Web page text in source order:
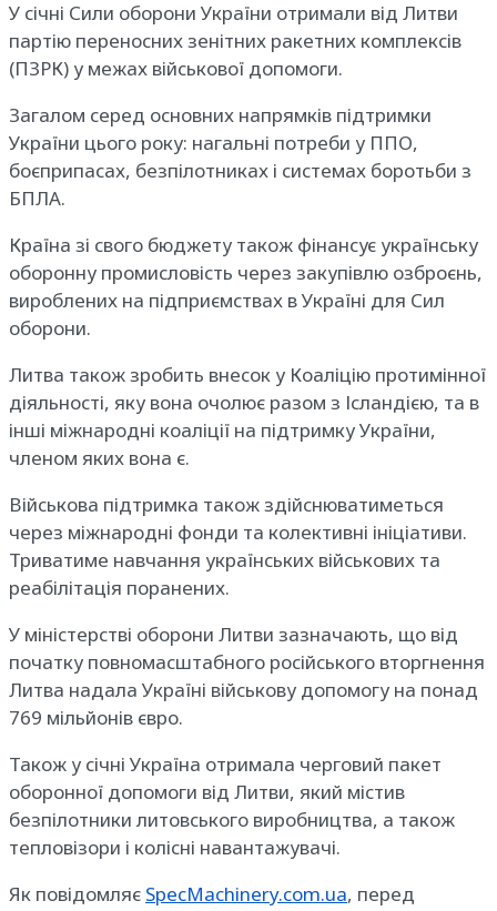
У січні Сили оборони України отримали від Литви
партію переносних зенітних ракетних комплексів
(ПЗРК) у межах військової допомоги.
Загалом серед основних напрямків підтримки
України цього року: нагальні потреби у ППО,
боєприпасах, безпілотниках і системах боротьби з
БПЛА.
Країна зі свого бюджету також фінансує українську
оборонну промисловість через закупівлю озброєнь,
вироблених на підприємствах в Україні для Сил
оборони.
Литва також зробить внесок у Коаліцію протимінної
діяльності, яку вона очолює разом з Ісландією, та в
інші міжнародні коаліції на підтримку України,
членом яких вона є.
Військова підтримка також здійснюватиметься
через міжнародні фонди та колективні ініціативи.
Триватиме навчання українських військових та
реабілітація поранених.
У міністерстві оборони Литви зазначають, що від
початку повномасштабного російського вторгнення
Литва надала Україні військову допомогу на понад
769 мільйонів євро.
Також у січні Україна отримала черговий пакет
оборонної допомоги від Литви, який містив
безпілотники литовського виробництва, а також
тепловізори і колісні навантажувачі.
Як повідомляє SpecMachinery.com.ua, перед